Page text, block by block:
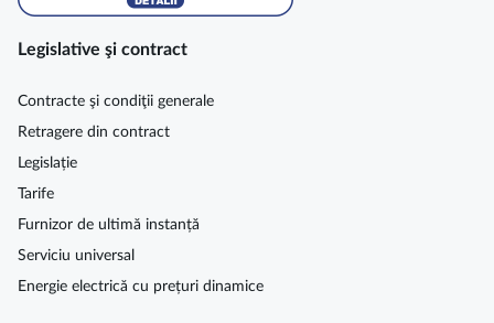
Legislative şi contract
Contracte şi condiţii generale
Retragere din contract
Legislație
Tarife
Furnizor de ultimă instanță
Serviciu universal
Energie electrică cu prețuri dinamice